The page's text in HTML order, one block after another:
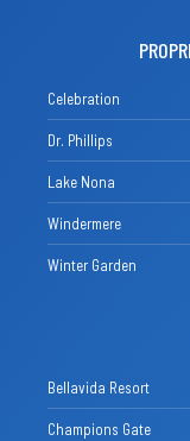
Celebration
Dr. Phillips
Lake Nona
Windermere
Winter Garden
Bellavida Resort
Champions Gate